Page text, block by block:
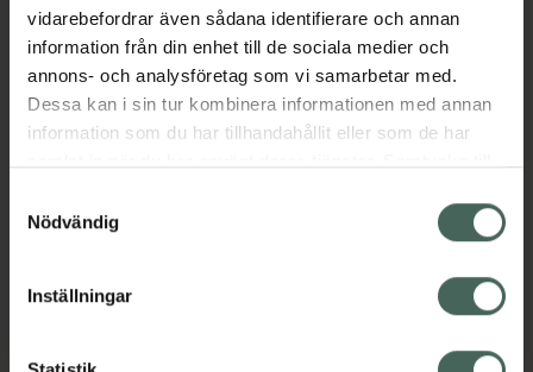
vidarebefordrar även sådana identifierare och annan
information från din enhet till de sociala medier och
annons- och analysföretag som vi samarbetar med.
Dessa kan i sin tur kombinera informationen med annan
information som du har tillhandahållit eller som de har
återkalla ditt samtycke via webbplatsens
cookieinställningar. Ett återkallat samtycke påverkar inte
lagligheten av behandling som skett innan återkallelsen.
Nödvändig
Inställningar
Tradolan Retard 100
mg
Tramadol,
Depottablett, 100
styck
Pris online
Köp via
Tradolan Retard 100
mg
Tramadol,
Depottablett, 20 styck
Pris online